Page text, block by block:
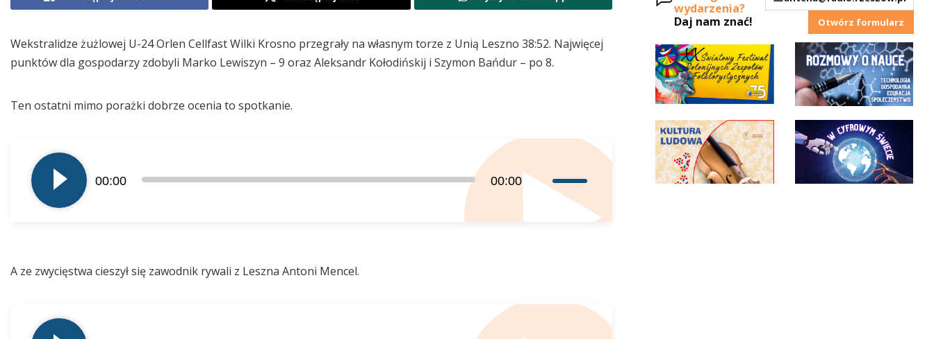
Wekstralidze żużlowej U-24 Orlen Cellfast Wilki Krosno przegrały na własnym torze z Unią Leszno 38:52. Najwięcej
punktów dla gospodarzy zdobyli Marko Lewiszyn – 9 oraz Aleksandr Kołodińskij i Szymon Bańdur – po 8.
Ten ostatni mimo porażki dobrze ocenia to spotkanie.
plików
dźwiękowych
00:00 00:00
strzałek
aby
zwiększyć
A ze zwycięstwa cieszył się zawodnik rywali z Leszna Antoni Mencel.
plików
wydarzenia?
Daj nam znać!
Otwórz formularz